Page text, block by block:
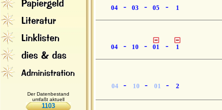
Der Datenbestand
umfaßt aktuell
1103
04 - 03 - 05 - 1
04 - 10 - 01 - 1
04 - 10 - 01 - 2